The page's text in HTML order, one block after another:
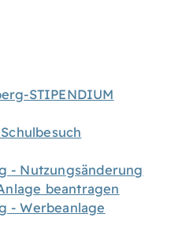
STIPENDIUM
- Nutzungsänderung
beantragen
- Werbeanlage